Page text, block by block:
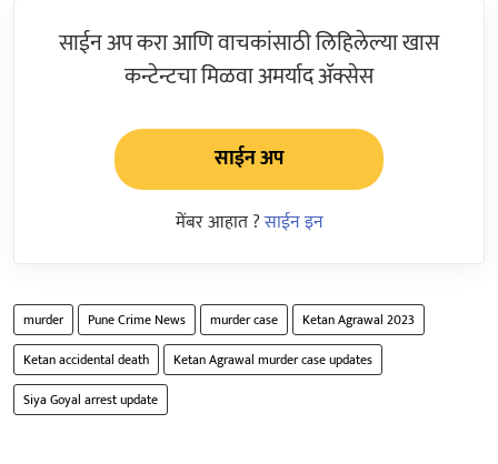
साईन अप करा आणि वाचकांसाठी लिहिलेल्या खास
कन्टेन्टचा मिळवा अमर्याद ॲक्सेस
साईन अप
मेंबर आहात ?साईन इन
murder Pune Crime News murder case
Ketan Agrawal 2023
Ketan accidental death
Ketan Agrawal murder case updates
Siya Goyal arrest update